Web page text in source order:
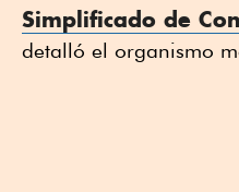
Simplificado de
detalló el organismo